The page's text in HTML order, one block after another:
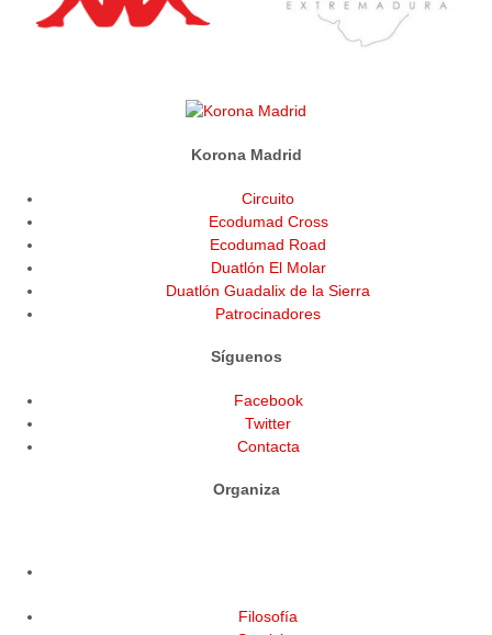
Korona Madrid
Circuito
Ecodumad Cross
Ecodumad Road
Duatlón El Molar
Duatlón Guadalix de la Sierra
Patrocinadores
Síguenos
Facebook
Twitter
Contacta
Organiza
Filosofía